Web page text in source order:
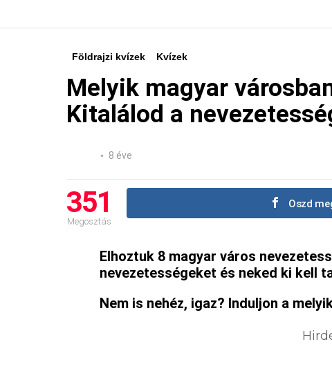
Földrajzi kvízek Kvízek
Melyik magyar
Kitalálod a
8 éve
351
Megosztás
Oszd
Elhoztuk 8 magyar város
nevezetességeket és neked ki kell
Nem is nehéz, igaz? Induljon a